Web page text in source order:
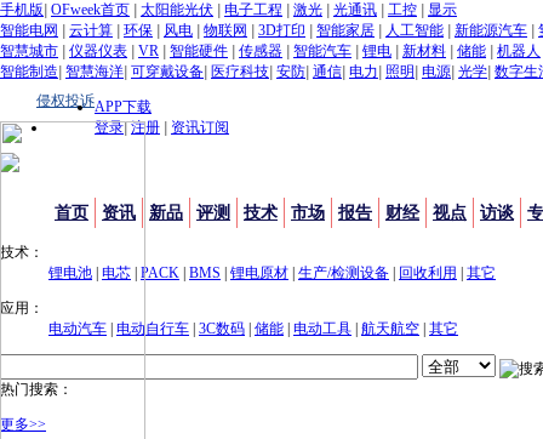
手机版 OFweek首页 太阳能光伏 电子工程 激光 光通讯 工控
显示
智能电网
云计算 环保 风电 物联网 3D打印 智能家居 人工智能 新能源汽车
智慧城市
仪器仪表 VR 智能硬件 传感器 智能汽车 锂电 新材料 储能
机器人
智能制造 智慧海洋 可穿戴设备 医疗科技 安防 通信 电力 照明 电源 光学 数字生
侵权投诉APP下载
登录| 注册 资讯订阅
首页 资讯 新品 评测 技术 市场 报告 财经 视点 访谈
技术：
锂电池 电芯 PACK BMS 锂电原材 生产/检测设备 回收利用 其它
应用：
电动汽车 电动自行车 3C数码 储能 电动工具 航天航空 其它
热门搜索：
更多>>